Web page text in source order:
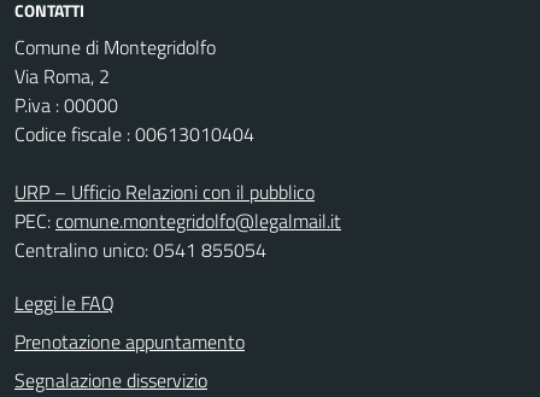
CONTATTI
Comune di Montegridolfo
Via Roma, 2
P.iva : 00000
Codice fiscale : 00613010404
URP – Ufficio Relazioni con il pubblico
PEC:comune.montegridolfo@legalmail.it
Centralino unico: 0541 855054
Leggi le FAQ
Prenotazione appuntamento
Segnalazione disservizio